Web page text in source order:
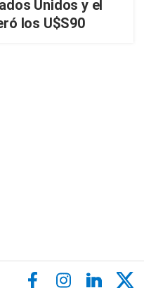
Unidos y el
los U$S90